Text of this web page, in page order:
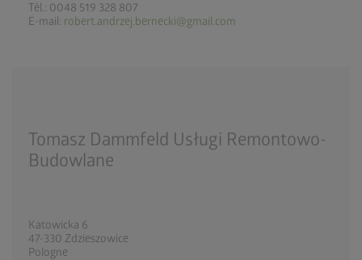
Tél.: 0048 519 328 807
E-mail: robert.andrzej.bernecki@gmail.com
Tomasz Dammfeld Usługi Remontowo-
Budowlane
Katowicka 6
47-330 Zdzieszowice
Pologne